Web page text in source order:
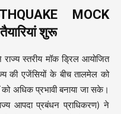
MOCK
शुरू
स्तरीय मॉक ड्रिल आयोजित
की एजेंसियों के बीच तालमेल को
अधिक प्रभावी बनाया जा सके।
आपदा प्रबंधन प्राधिकरण) ने